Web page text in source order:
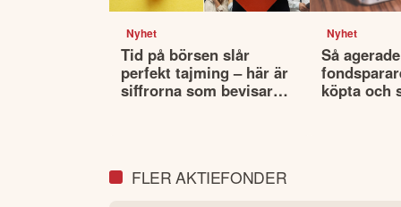
Nyhet
Tid på börsen slår
perfekt tajming – här är
siffrorna som bevisar
Nyhet
Så
köpta och
FLER AKTIEFONDER